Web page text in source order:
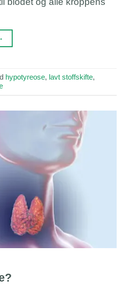
hypotyreose, lavt stoffskifte,